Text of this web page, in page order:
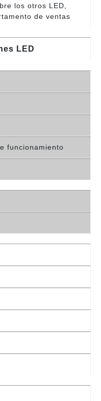
los otros LED,
de ventas
LED
funcionamiento